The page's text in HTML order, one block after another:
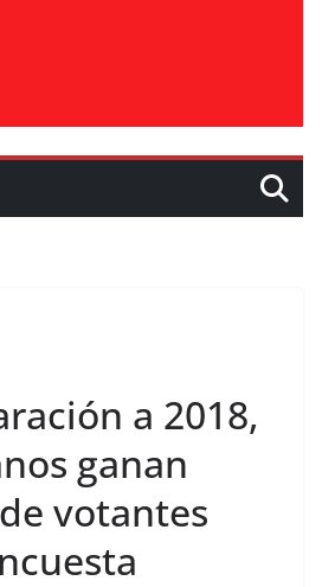
a 2018,
ganan
votantes